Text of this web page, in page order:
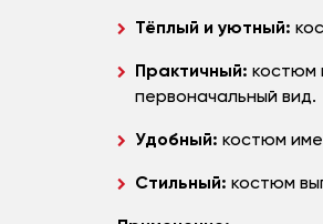
Тёплый и уютный:
Практичный: костюм
первоначальный вид.
Удобный: костюм
Стильный: костюм